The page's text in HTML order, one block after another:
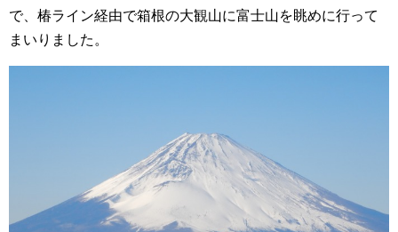
で、椿ライン経由で箱根の大観山に富士山を眺めに行って
まいりました。